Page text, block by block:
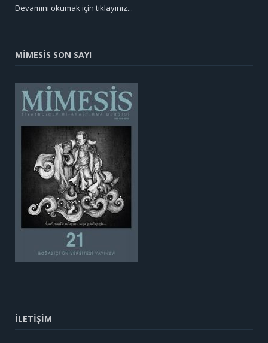
Devamını okumak için tıklayınız...
MİMESİS SON SAYI
İLETİŞİM